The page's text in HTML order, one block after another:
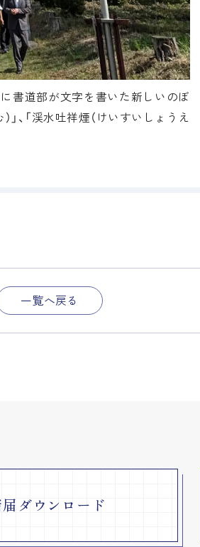
に書道部が文字を書いた新しいのぼ
、「渓水吐祥煙（けいすいしょうえ
一覧へ戻る
ダウンロード